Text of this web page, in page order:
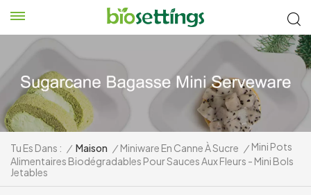
Tu Es Dans : / Maison / Miniware En Canne À Sucre / Mini Pots
Alimentaires Biodégradables Pour Sauces Aux Fleurs - Mini Bols
Jetables